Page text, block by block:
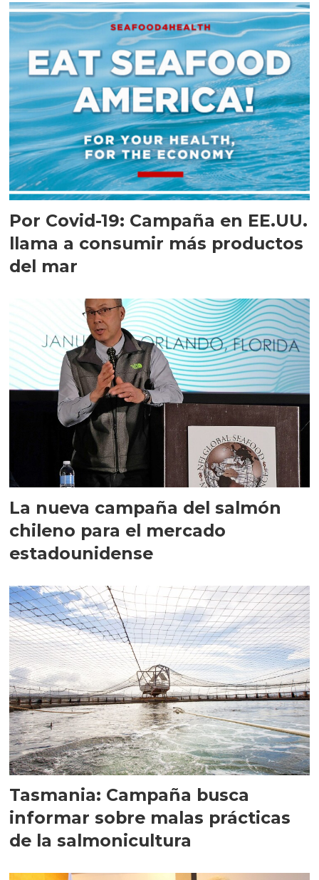
Por Covid-19: Campaña en EE.UU.
llama a consumir más productos
del mar
La nueva campaña del salmón
chileno para el mercado
estadounidense
Tasmania: Campaña busca
informar sobre malas prácticas
de la salmonicultura